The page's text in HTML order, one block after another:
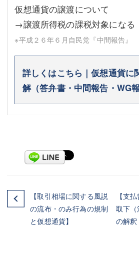
仮想通貨の譲渡について
→譲渡所得税の課税対象になる
※平成２６年６月自民党『中間報告』
詳しくはこちら｜仮想通貨に
解（答弁書・中間報告・WG報
【取引相場に関する風説
の流布・のみ行為の規制
と仮想通貨】
【支
取下
の解釈